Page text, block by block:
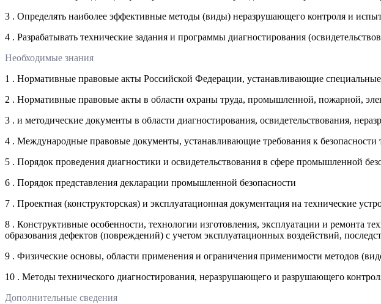
3 . Определять наиболее эффективные методы (виды) неразрушающего контроля и
4 . Разрабатывать технические задания и программы диагностирования
Необходимые знания
1 . Нормативные правовые акты Российской Федерации, устанавливающие
2 . Нормативные правовые акты в области охраны труда, промышленной, пожарной,
3 . и методические документы в области диагностирования, освидетельствования,
4 . Международные правовые документы, устанавливающие требования к безопасности
5 . Порядок проведения диагностики и освидетельствования в сфере промышленной
6 . Порядок представления декларации промышленной безопасности
7 . Проектная (конструкторская) и эксплуатационная документация на технические
8 . Конструктивные особенности, технологии изготовления, эксплуатации и ремонта
образования дефектов (повреждений) с учетом эксплуатационных воздействий,
9 . Физические основы, области применения и ограничения применимости методов
10 . Методы технического диагностирования, неразрушающего и разрушающего
Дополнительные сведения